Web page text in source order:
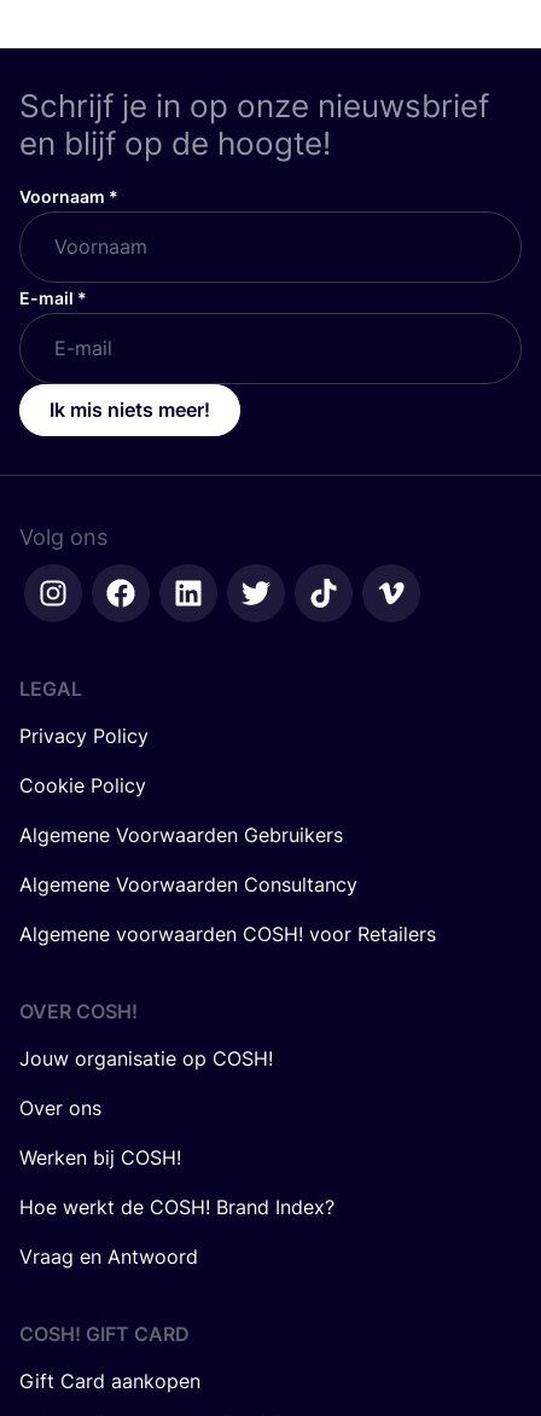
Schrijf je in op onze nieuwsbrief
en blijf op de hoogte!
Voornaam *
E-mail *
Ik mis niets meer!
Volg ons
LEGAL
Privacy Policy
Cookie Policy
Algemene Voorwaarden Gebruikers
Algemene Voorwaarden Consultancy
Algemene voorwaarden COSH! voor Retailers
OVER COSH!
Jouw organisatie op COSH!
Over ons
Werken bij COSH!
Hoe werkt de COSH! Brand Index?
Vraag en Antwoord
COSH! GIFT CARD
Gift Card aankopen